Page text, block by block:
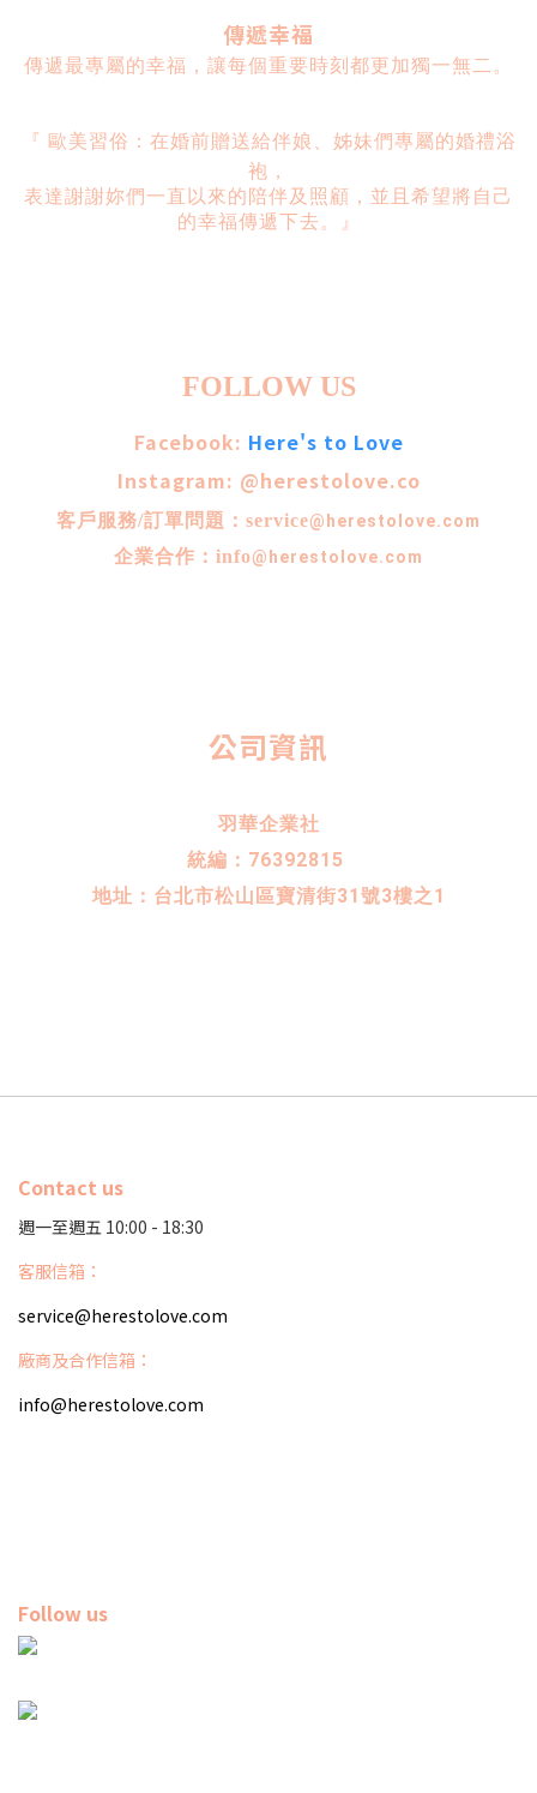
傳遞幸福
傳遞最專屬的幸福，讓每個重要時刻都更加獨一無二 。
『 歐美習俗：在婚前贈送給伴娘、姊妹們專屬的婚禮浴
袍，
表達謝謝妳們一直以來的陪伴及照顧，並且希望將自己
的幸福傳遞下去。』
FOLLOW US
Facebook: Here's to Love
Instagram: @herestolove.co
客戶服務/訂單問題：service@herestolove.com
企業合作：info@herestolove.com
公司資訊
羽華企業社
統編：76392815
地址：台北市松山區寶清街31號3樓之1
Contact us
週一至週五 10:00 - 18:30
客服信箱：
service@herestolove.com
廠商及合作信箱：
info@herestolove.com
Follow us